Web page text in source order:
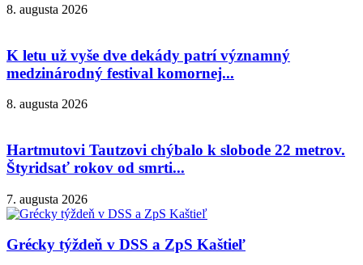
8. augusta 2026
K letu už vyše dve dekády patrí významný
medzinárodný festival komornej...
8. augusta 2026
Hartmutovi Tautzovi chýbalo k slobode 22 metrov.
Štyridsať rokov od smrti...
7. augusta 2026
Grécky týždeň v DSS a ZpS Kaštieľ